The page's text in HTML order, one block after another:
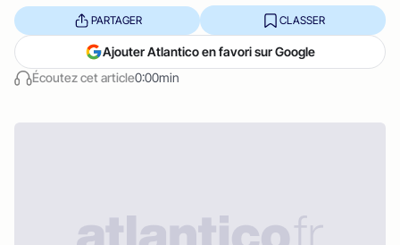
Écoutez cet article0:00min
PARTAGER CLASSER
Ajouter Atlantico en favori sur Google